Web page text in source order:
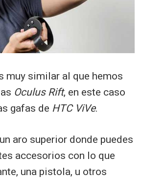
muy similar al que hemos
Oculus Rift, en este caso
gafas de HTC ViVe.
aro superior donde puedes
accesorios con lo que
una pistola, u otros